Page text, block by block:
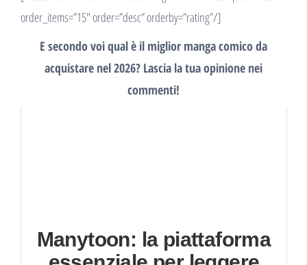
order_items=”15″ order=”desc” orderby=”rating”/]
E secondo voi qual è il miglior manga comico da
acquistare nel 2026? Lascia la tua opinione nei
commenti!
Manytoon: la piattaforma